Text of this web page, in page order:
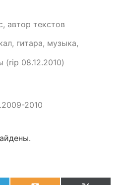
автор текстов
гитара, музыка,
(rip 08.12.2010)
2010